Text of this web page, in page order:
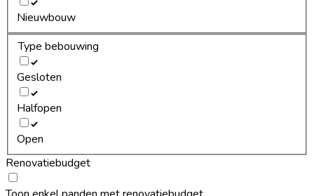
Nieuwbouw
Type bebouwing
Gesloten
Halfopen
Open
Renovatiebudget